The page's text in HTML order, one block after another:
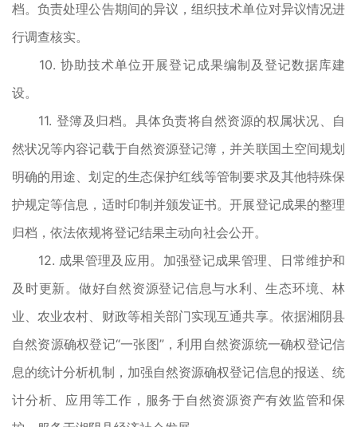
档。负责处理公告期间的异议，组织技术单位对异议情况进
行调查核实。
10. 协助技术单位开展登记成果编制及登记数据库建
设。
11. 登簿及归档。具体负责将自然资源的权属状况、自
然状况等内容记载于自然资源登记簿，并关联国土空间规划
明确的用途、划定的生态保护红线等管制要求及其他特殊保
护规定等信息，适时印制并颁发证书。开展登记成果的整理
归档，依法依规将登记结果主动向社会公开。
12. 成果管理及应用。加强登记成果管理、日常维护和
及时更新。做好自然资源登记信息与水利、生态环境、林
业、农业农村、财政等相关部门实现互通共享。依据湘阴县
自然资源确权登记“一张图”，利用自然资源统一确权登记信
息的统计分析机制，加强自然资源确权登记信息的报送、统
计分析、应用等工作，服务于自然资源资产有效监管和保